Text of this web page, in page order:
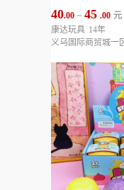
40.00 ~ 45 .00 元
康达玩具 14年
义乌国际商贸城一